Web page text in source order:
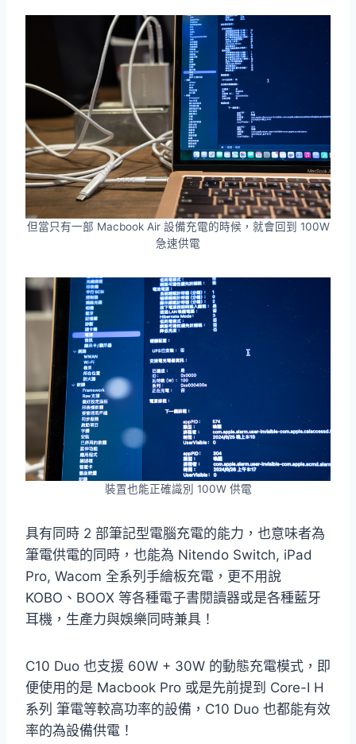
但當只有一部 Macbook Air 設備充電的時候，就會回到 100W
急速供電
裝置也能正確識別 100W 供電
具有同時 2 部筆記型電腦充電的能力，也意味者為
筆電供電的同時，也能為 Nitendo Switch, iPad
Pro, Wacom 全系列手繪板充電，更不用說
KOBO、BOOX 等各種電子書閱讀器或是各種藍牙
耳機，生產力與娛樂同時兼具！
C10 Duo 也支援 60W + 30W 的動態充電模式，即
便使用的是 Macbook Pro 或是先前提到 Core-I H
系列 筆電等較高功率的設備，C10 Duo 也都能有效
率的為設備供電！